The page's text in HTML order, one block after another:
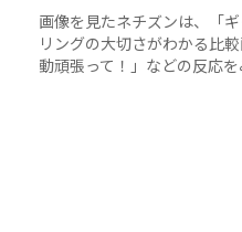
画像を見たネチズンは、「
リングの大切さがわかる比
動頑張って！」などの反応を